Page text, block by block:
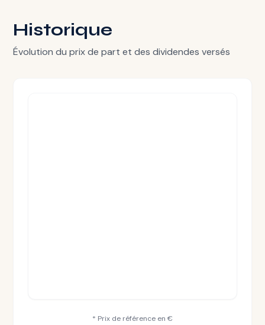
Historique
Évolution du prix de part et des dividendes versés
* Prix de référence en €